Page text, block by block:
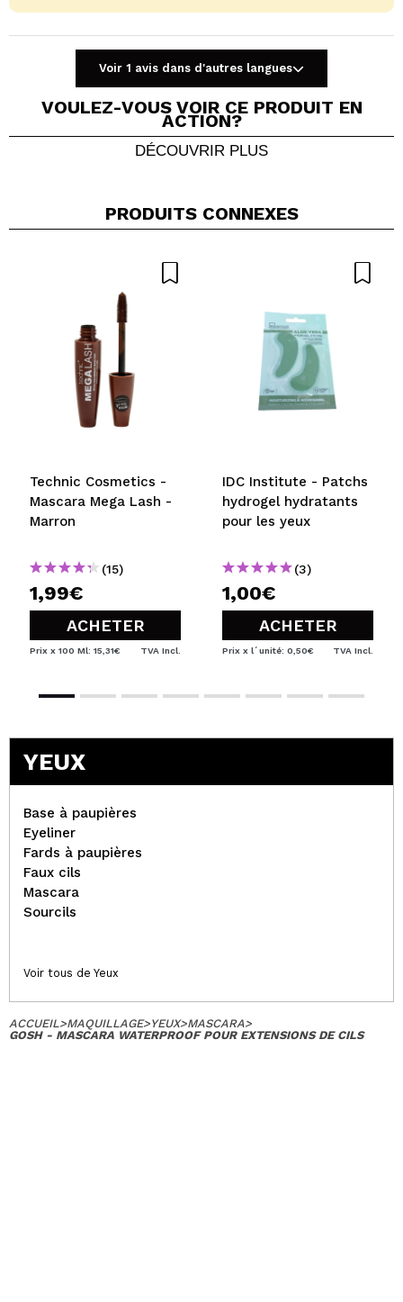
Partager une vidéo ou une photo
Voir 1 avis dans d'autres langues
VOULEZ-VOUS VOIR CE PRODUIT EN
ACTION?
DÉCOUVRIR PLUS
PRODUITS CONNEXES
Technic Cosmetics -
Mascara Mega Lash -
Marron
(15)
1,99€
ACHETER
Prix x 100 Ml: 15,31€ TVA Incl.
IDC Institute - Patchs
hydrogel hydratants
pour les yeux
(3)
1,00€
ACHETER
Prix x l´unité: 0,50€ TVA Incl.
YEUX
Base à paupières
Eyeliner
Fards à paupières
Faux cils
Mascara
Sourcils
Voir tous de Yeux
ACCUEIL>MAQUILLAGE>YEUX>MASCARA>
GOSH - MASCARA WATERPROOF POUR EXTENSIONS DE CILS